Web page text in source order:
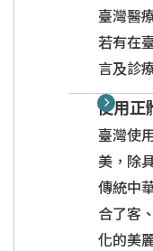
臺灣醫
若有在
言及診
使用正
臺灣使
美，除
傳統中
合了客
化的美